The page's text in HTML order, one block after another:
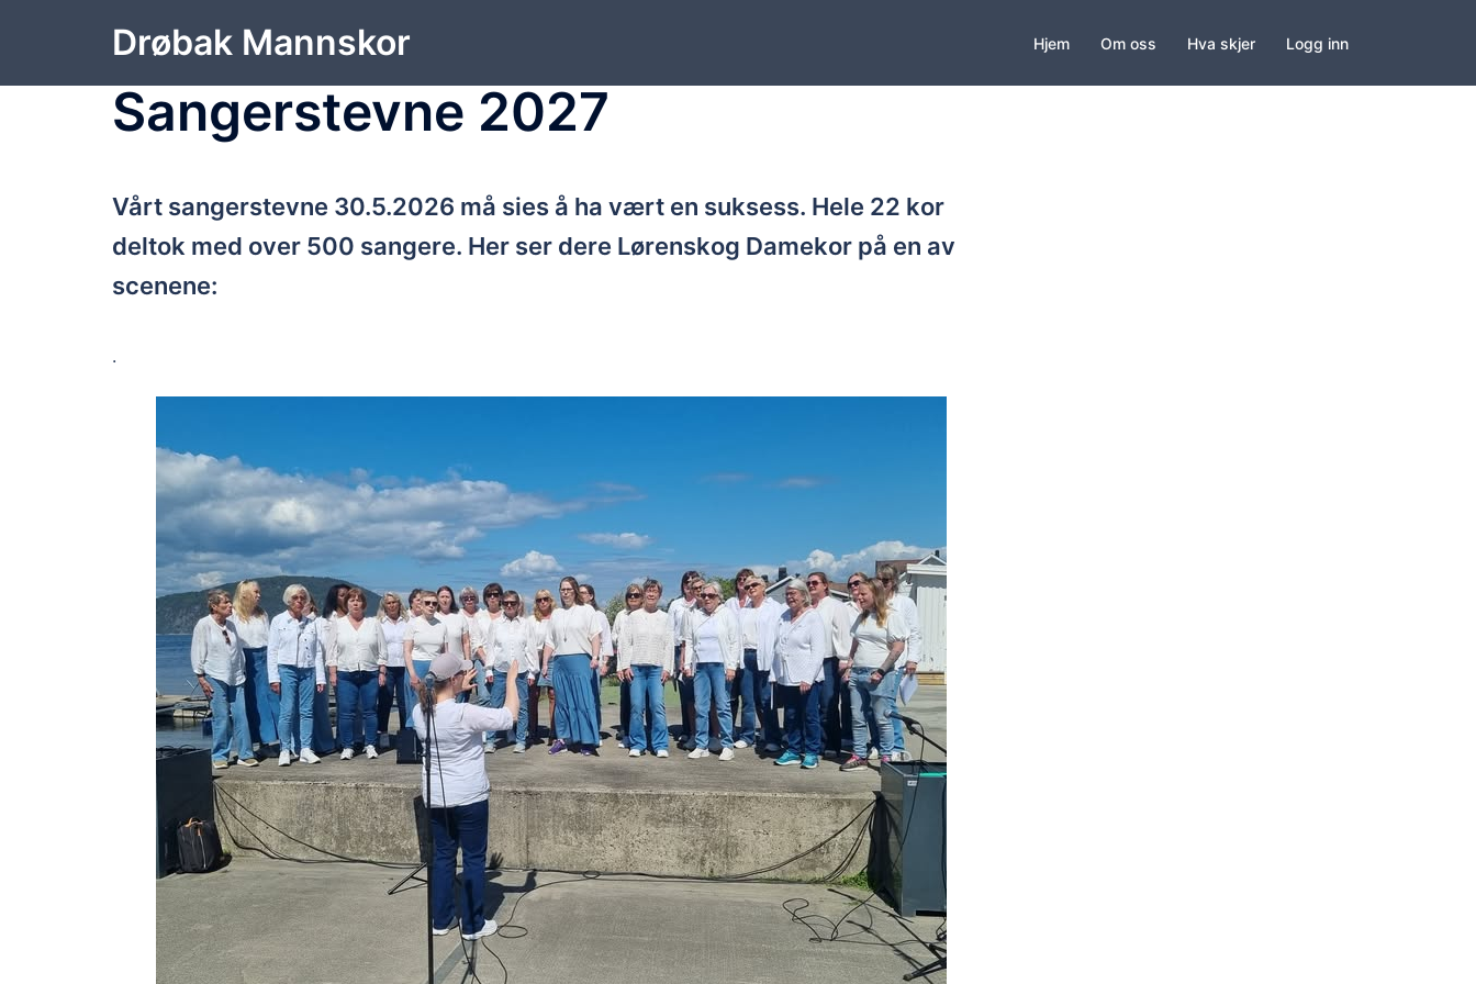
Drøbak Mannskor Hjem Om oss Hva skjer Logg inn
Sangerstevne 2027
Vårt sangerstevne 30.5.2026 må sies å ha vært en suksess. Hele 22 kor
deltok med over 500 sangere. Her ser dere Lørenskog Damekor på en av
scenene:
.